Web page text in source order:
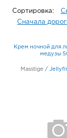
Сортировка:
Сначала
Крем ночной для
медузы
Masstige /